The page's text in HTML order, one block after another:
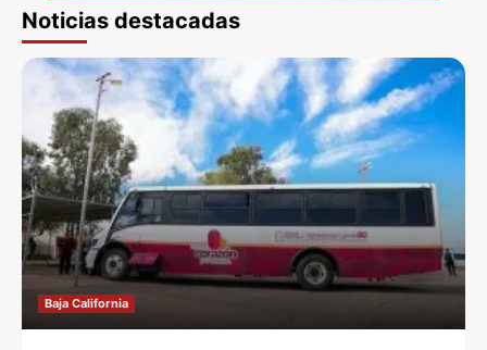
Noticias destacadas
Baja California